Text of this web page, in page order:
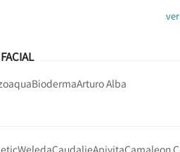
BiodermaArturo Alba